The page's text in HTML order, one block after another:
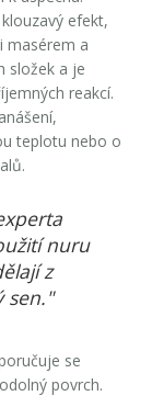
efekt,
masérem a
složek a je
reakcí.
teplotu nebo o
nuru
z
sen."
se
povrch.